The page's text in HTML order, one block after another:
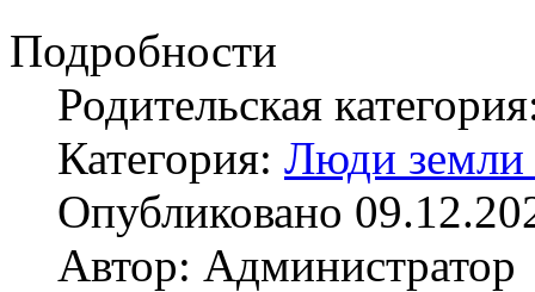
Подробности
Родительская
Категория: Люди земли
Опубликовано
Автор: Администратор